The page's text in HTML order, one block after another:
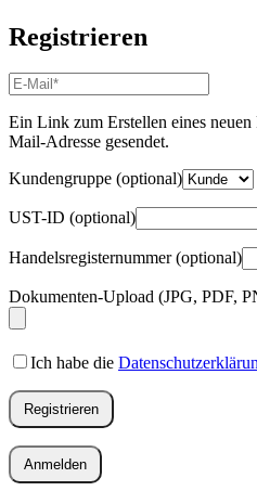
Registrieren
E-
Mail-
Adresse*
Erforderlich
Ein Link zum Erstellen eines
Mail-Adresse gesendet.
Kundengruppe (optional)
UST-ID (optional)
Handelsregisternummer(optional)
Dokumenten-Upload (JPG, PDF,
Ich habe die
Registrieren
Anmelden